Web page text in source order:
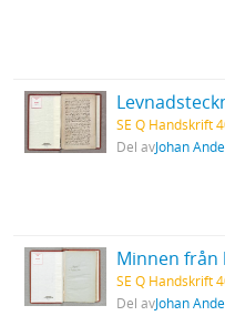
SE Q Handskrift
Del avJohan
Minnen från
SE Q Handskrift
Del avJohan